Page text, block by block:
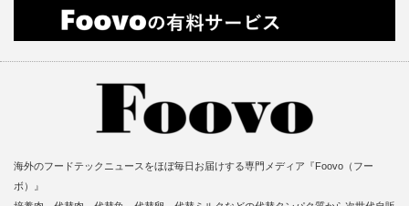
海外のフードテックニュースをほぼ毎日お届けする専門メディア『Foovo（フー
ボ）』